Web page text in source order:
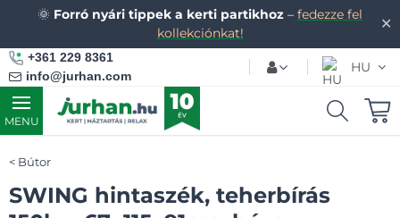
✕
🌞 Forró nyári tippek a kerti partikhoz – fedezze fel
kollekciónkat!
+361 229 8361
info@jurhan.com
HU
MENU
Bútor
SWING hintaszék, teherbírás